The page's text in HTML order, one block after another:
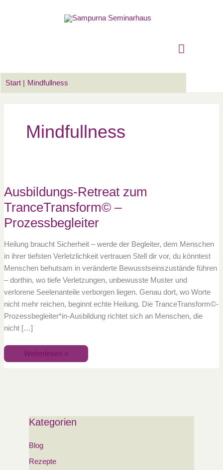
Start Mindfullness
Mindfullness
Ausbildungs-Retreat zum
TranceTransform© –
Prozessbegleiter
Heilung braucht Sicherheit – werde der Begleiter, dem Menschen
in ihrer tiefsten Verletzlichkeit vertrauen Stell dir vor, du könntest
Menschen behutsam in veränderte Bewusstseinszustände führen
– dorthin, wo tiefe Verletzungen, unbewusste Muster und
verlorene Seelenanteile verborgen liegen. Genau dort, wo Worte
nicht mehr reichen, beginnt echte Heilung. Die TranceTransform©-
Prozessbegleiter*in-Ausbildung richtet sich an Menschen, die
nicht […]
TranceTransform©
–
Prozessbegleiter
Weiterlesen »
Kategorien
Blog
Rezepte